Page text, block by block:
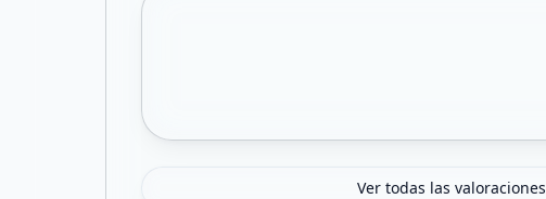
Ver todas las valoraciones